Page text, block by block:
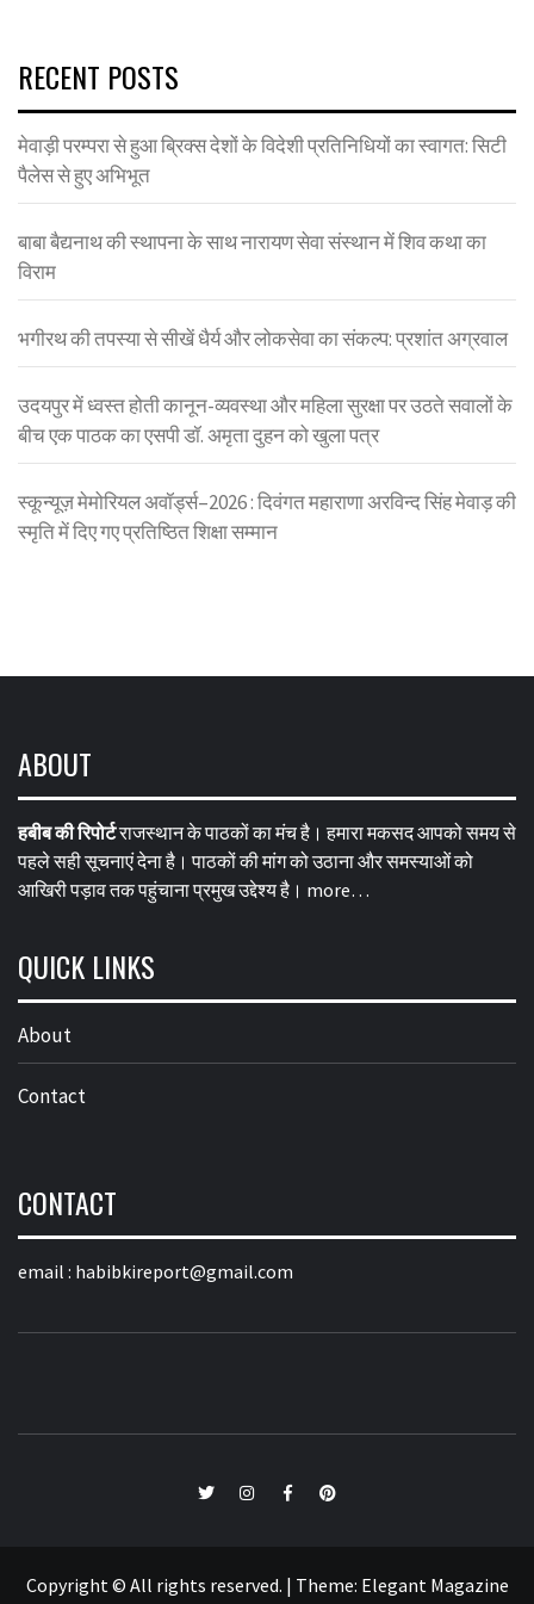
RECENT POSTS
मेवाड़ी परम्परा से हुआ ब्रिक्स देशों के विदेशी प्रतिनिधियों का स्वागत: सिटी
पैलेस से हुए अभिभूत
बाबा बैद्यनाथ की स्थापना के साथ नारायण सेवा संस्थान में शिव कथा का
विराम
भगीरथ की तपस्या से सीखें धैर्य और लोकसेवा का संकल्प: प्रशांत अग्रवाल
उदयपुर में ध्वस्त होती कानून-व्यवस्था और महिला सुरक्षा पर उठते सवालों के
बीच एक पाठक का एसपी डॉ. अमृता दुहन को खुला पत्र
स्कून्यूज़ मेमोरियल अवॉर्ड्स–2026 : दिवंगत महाराणा अरविन्द सिंह मेवाड़ की
स्मृति में दिए गए प्रतिष्ठित शिक्षा सम्मान
ABOUT
हबीब की रिपोर्टराजस्थान के पाठकों का मंच है। हमारा मकसद आपको समय से
पहले सही सूचनाएं देना है। पाठकों की मांग को उठाना और समस्याओं को
आखिरी पड़ाव तक पहुंचाना प्रमुख उद्देश्य है। more…
QUICK LINKS
About
Contact
CONTACT
email : habibkireport@gmail.com
twitterInstagramFacebookPinterest
Copyright © All rights reserved. | Theme: Elegant Magazine